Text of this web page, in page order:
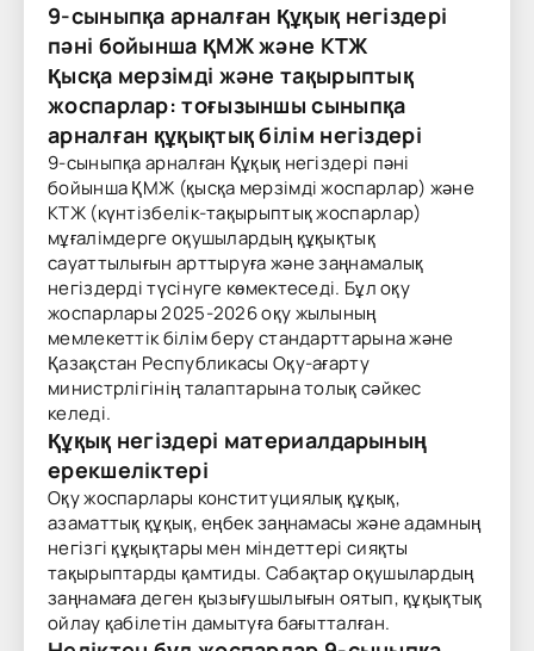
9-сыныпқа арналған Құқық негіздері
пәні бойынша ҚМЖ және КТЖ
Қысқа мерзімді және тақырыптық
жоспарлар: тоғызыншы сыныпқа
арналған құқықтық білім негіздері
9-сыныпқа арналған Құқық негіздері пәні
бойынша ҚМЖ (қысқа мерзімді жоспарлар) және
КТЖ (күнтізбелік-тақырыптық жоспарлар)
мұғалімдерге оқушылардың құқықтық
сауаттылығын арттыруға және заңнамалық
негіздерді түсінуге көмектеседі. Бұл оқу
жоспарлары 2025-2026 оқу жылының
мемлекеттік білім беру стандарттарына және
Қазақстан Республикасы Оқу-ағарту
министрлігінің талаптарына толық сәйкес
келеді.
Құқық негіздері материалдарының
ерекшеліктері
Оқу жоспарлары конституциялық құқық,
азаматтық құқық, еңбек заңнамасы және адамның
негізгі құқықтары мен міндеттері сияқты
тақырыптарды қамтиды. Сабақтар оқушылардың
заңнамаға деген қызығушылығын оятып, құқықтық
ойлау қабілетін дамытуға бағытталған.